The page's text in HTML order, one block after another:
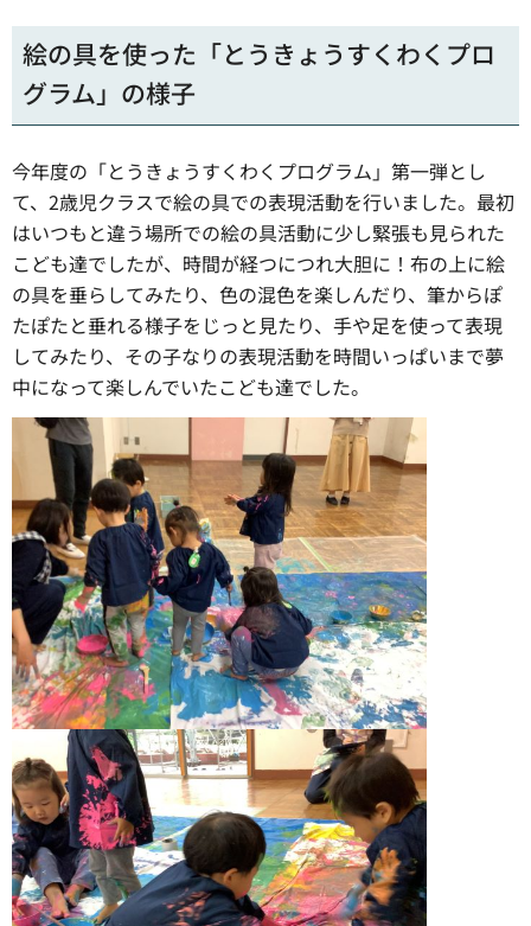
絵の具を使った「とうきょうすくわくプロ
グラム」の様子
今年度の「とうきょうすくわくプログラム」第一弾とし
て、2歳児クラスで絵の具での表現活動を行いました。最初
はいつもと違う場所での絵の具活動に少し緊張も見られた
こども達でしたが、時間が経つにつれ大胆に！布の上に絵
の具を垂らしてみたり、色の混色を楽しんだり、筆からぽ
たぽたと垂れる様子をじっと見たり、手や足を使って表現
してみたり、その子なりの表現活動を時間いっぱいまで夢
中になって楽しんでいたこども達でした。